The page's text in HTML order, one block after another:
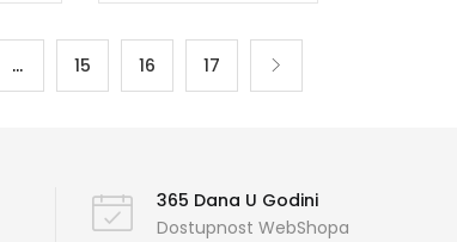
… 15 16 17
365 Dana U Godini
Dostupnost WebShopa